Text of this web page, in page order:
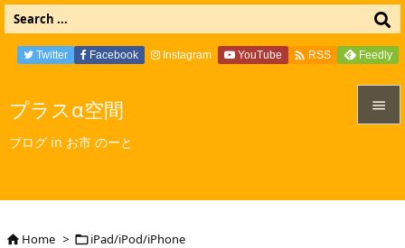
プラスα空間
ブログ in お市 のーと

Twitter Facebook Instagram YouTube  RSS Feedly
Home > iPad/iPod/iPhone